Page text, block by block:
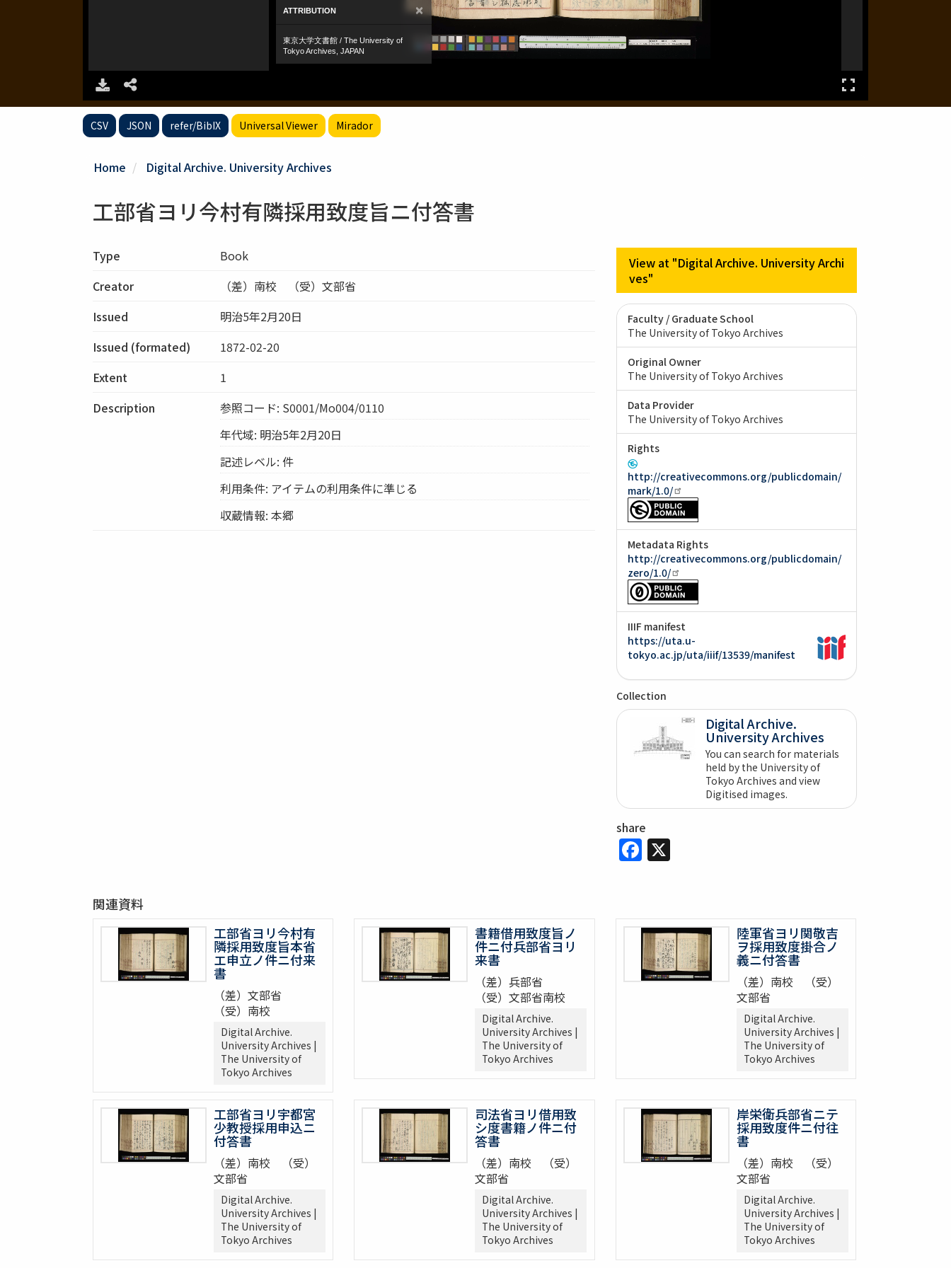
CSV JSON refer/BibIX Universal Viewer Mirador
Home Digital Archive. University Archives
工部省ヨリ今村有隣採用致度旨ニ付答書
Type
Book
Creator
（差）南校 （受）文部省
Issued
明治5年2月20日
Issued (formated)
1872-02-20
Extent
1
Description
参照コード: S0001/Mo004/0110
年代域: 明治5年2月20日
記述レベル: 件
利用条件: アイテムの利用条件に準じる
収蔵情報: 本郷
View at "Digital Archive. University Archi
ves"
Faculty / Graduate School
The University of Tokyo Archives
Original Owner
The University of Tokyo Archives
Data Provider
The University of Tokyo Archives
Rights
http://creativecommons.org/publicdomain/
mark/1.0/
Metadata Rights
http://creativecommons.org/publicdomain/
zero/1.0/
IIIF manifest
https://uta.u-
tokyo.ac.jp/uta/iiif/13539/manifest
Collection
Digital Archive.
University Archives
You can search for materials
held by the University of
Tokyo Archives and view
Digitised images.
share
Facebook
X
関連資料
工部省ヨリ今村有
隣採用致度旨本省
エ申立ノ件ニ付来
書
（差）文部省
（受）南校
Digital Archive.
University Archives |
The University of
Tokyo Archives
書籍借用致度旨ノ
件ニ付兵部省ヨリ
来書
（差）兵部省
（受）文部省南校
Digital Archive.
University Archives |
The University of
Tokyo Archives
陸軍省ヨリ関敬吉
ヲ採用致度掛合ノ
義ニ付答書
（差）南校 （受）
文部省
Digital Archive.
University Archives |
The University of
Tokyo Archives
工部省ヨリ宇都宮
少教授採用申込ニ
付答書
（差）南校 （受）
文部省
Digital Archive.
University Archives |
The University of
Tokyo Archives
司法省ヨリ借用致
シ度書籍ノ件ニ付
答書
（差）南校 （受）
文部省
Digital Archive.
University Archives |
The University of
Tokyo Archives
岸栄衛兵部省ニテ
採用致度件ニ付往
書
（差）南校 （受）
文部省
Digital Archive.
University Archives |
The University of
Tokyo Archives